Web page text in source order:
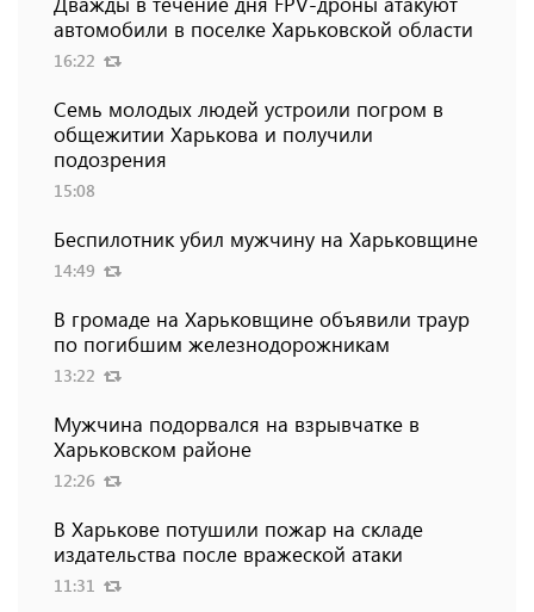
автомобили в поселке Харьковской области
16:22
Семь молодых людей устроили погром в
общежитии Харькова и получили
подозрения
15:08
Беспилотник убил мужчину на Харьковщине
14:49
В громаде на Харьковщине объявили траур
по погибшим железнодорожникам
13:22
Мужчина подорвался на взрывчатке в
Харьковском районе
12:26
В Харькове потушили пожар на складе
издательства после вражеской атаки
11:31